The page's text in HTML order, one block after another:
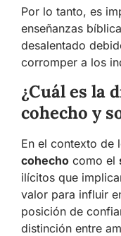
Por lo tanto, es
enseñanzas
desalentado
corromper a los
¿Cuál es la
cohecho y
En el contexto de
cohecho como el
ilícitos que
valor para influir
posición de
distinción entre